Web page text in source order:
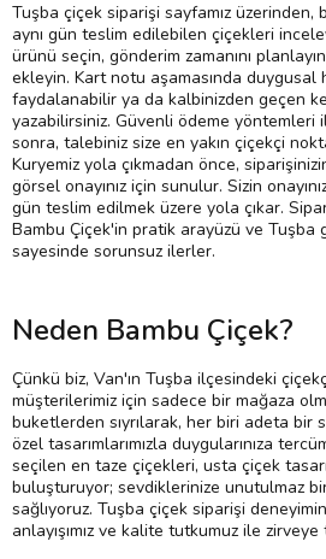
Tuşba çiçek siparişi sayfamız
aynı gün teslim edilebilen çiçekleri
ürünü seçin, gönderim zamanını
ekleyin. Kart notu aşamasında duygusal
faydalanabilir ya da kalbinizden geçen
yazabilirsiniz. Güvenli ödeme yöntemleri
sonra, talebiniz size en yakın çiçekçi
Kuryemiz yola çıkmadan önce,
görsel onayınız için sunulur. Sizin
gün teslim edilmek üzere yola çıkar.
Bambu Çiçek'in pratik arayüzü ve Tuşba
sayesinde sorunsuz ilerler.
Neden Bambu Çiçek?
Çünkü biz, Van'ın Tuşba ilçesindeki
müşterilerimiz için sadece bir mağaza
buketlerden sıyrılarak, her biri adeta bir
özel tasarımlarımızla duygularınıza
seçilen en taze çiçekleri, usta çiçek
buluşturuyor; sevdiklerinize unutulmaz bir
sağlıyoruz. Tuşba çiçek siparişi
anlayışımız ve kalite tutkumuz ile zirveye